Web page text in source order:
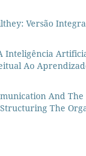
Versão
Inteligência
Ao
And The
The